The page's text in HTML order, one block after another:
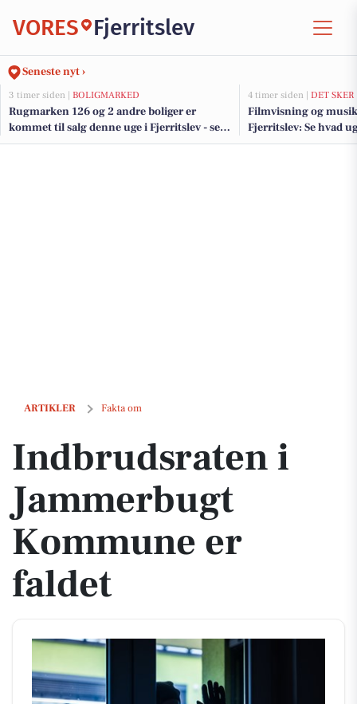
VORES Fjerritslev
Seneste nyt ›
3 timer siden | BOLIGMARKED
Rugmarken 126 og 2 andre boliger er
kommet til salg denne uge i Fjerritslev - se
boligerne her.
4 timer siden | DET SKER
Filmvisning og
Fjerritslev: Se hvad
ARTIKLER Fakta om
Indbrudsraten i Jammerbugt Kommune er faldet
Indbrudsraten i
Jammerbugt
Kommune er
faldet